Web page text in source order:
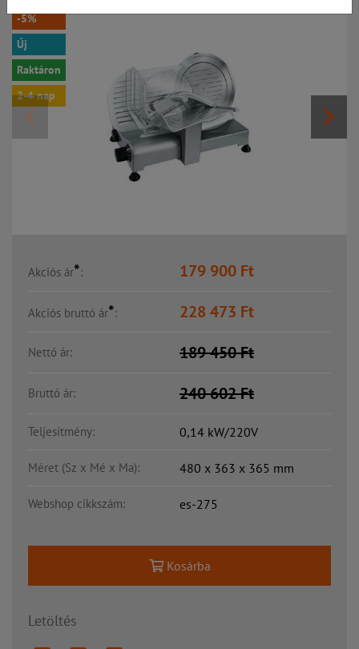
-5%
Új
Raktáron
2-4 nap
Akciós ár*: 179 900 Ft
Akciós bruttó ár*: 228 473 Ft
Nettó ár: 189 450Ft
Bruttó ár: 240 602Ft
Teljesítmény: 0,14 kW/220V
Méret (Sz x Mé x Ma): 480 x 363 x 365 mm
Webshop cikkszám: es-275
Kosárba
Letöltés